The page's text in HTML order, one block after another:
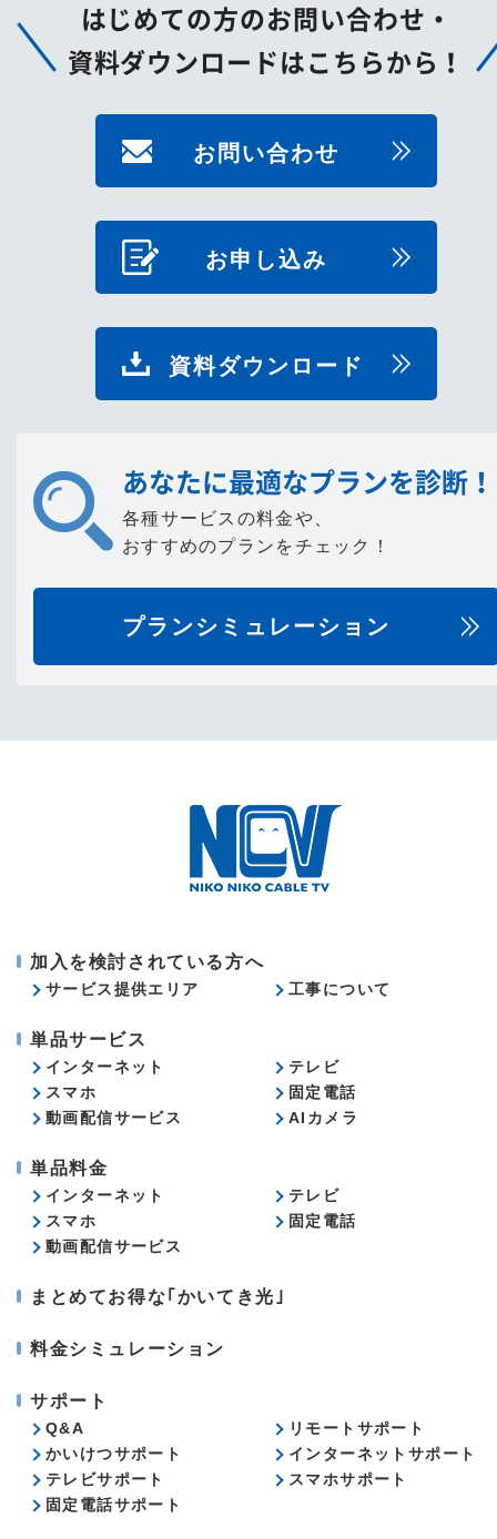
はじめての方のお問い合わせ・
資料ダウンロードはこちらから！
お問い合わせ
お申し込み
資料ダウンロード
あなたに最適なプランを診断！
各種サービスの料金や、
おすすめのプランをチェック！
プランシミュレーション
加入を検討されている方へ
サービス提供エリア 工事について
単品サービス
インターネット
テレビ
スマホ
固定電話
動画配信サービス
AIカメラ
単品料金
インターネット
テレビ
スマホ
固定電話
動画配信サービス
まとめてお得な｢かいてき光｣
料金シミュレーション
サポート
Q&A
リモートサポート
かいけつサポート
インターネットサポート
テレビサポート
スマホサポート
固定電話サポート